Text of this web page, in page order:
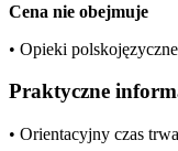
Cena nie obejmuje
• Opieki
Praktyczne
• Orientacyjny czas